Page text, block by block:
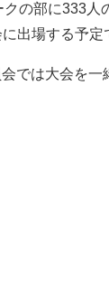
の部に333
出場する予定
では大会を